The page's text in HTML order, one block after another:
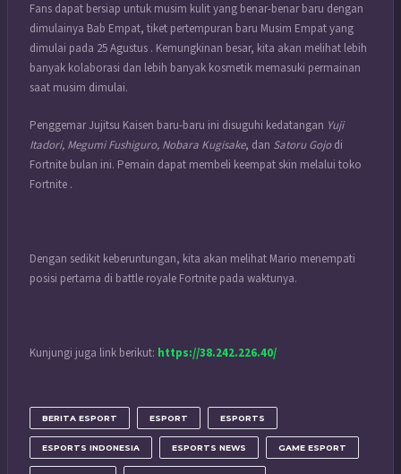
Fans dapat bersiap untuk musim kulit yang benar-benar baru dengan
dimulainya Bab Empat, tiket pertempuran baru Musim Empat yang
dimulai pada 25 Agustus . Kemungkinan besar, kita akan melihat lebih
banyak kolaborasi dan lebih banyak kosmetik memasuki permainan
saat musim dimulai.
Penggemar Jujitsu Kaisen baru-baru ini disuguhi kedatangan Yuji
Itadori, Megumi Fushiguro, Nobara Kugisake, dan Satoru Gojodi
Fortnite bulan ini. Pemain dapat membeli keempat skin melalui toko
Fortnite .
Dengan sedikit keberuntungan, kita akan melihat Mario menempati
posisi pertama di battle royale Fortnite pada waktunya.
Kunjungi juga link berikut: https://38.242.226.40/
BERITA ESPORT ESPORT ESPORTS
ESPORTS INDONESIA ESPORTS NEWS GAME ESPORT